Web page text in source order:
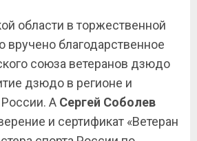
области в торжественной
вручено благодарственное
союза ветеранов дзюдо
дзюдо в регионе и
А Сергей Соболев
и сертификат «Ветеран